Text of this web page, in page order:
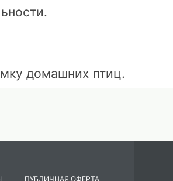
домашних птиц.
игроков и ход
ПУБЛИЧНАЯ ОФЕРТА